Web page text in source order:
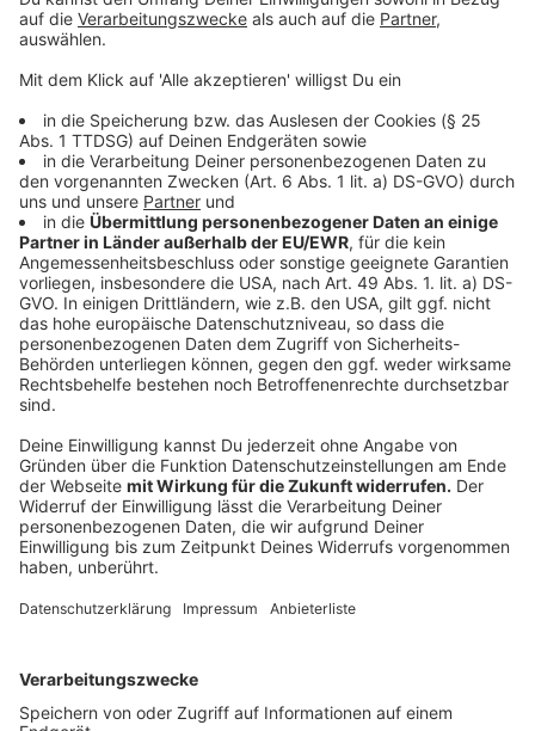
Wahlbeteiligung in den Stadtteilen
Anzeige
Wäre es gestern Abend nach Manfort gegangen, wäre
Uwe Richrath in seine dritte Amtszeit als
Oberbürgermeister gegangen. Das ist der einzige
Stadtteil, in dem der SPD-Kandidat bei der Stichwahl
deutlich vor seinem Kontrahenten lag. In den übrigen
Stadtteilen lag Hebbel deutlich vorne – am weitesten
war der Abstand in Bergisch Neukirchen mit 64
Prozent für die CDU und 36 für die SPD. Dort war auch
die Wahlbeteiligung mit fast 50 Prozent deutlich
höher als im Rest von Leverkusen, außerdem waren
fast alle abgegeben Stimmzettel gültig. Die niedrigste
Wahlbeteiligung gab es gestern in Manfort mit 26,7
Prozent, die meisten ungültigen Stimmzettel
verzeichnet Wiesdorf. Mit insgesamt 38 Prozent
Wahlbeteiligung haben zwar weniger Menschen
gewählt als bei der Kommunalwahl am 14. September,
Stichwahl vor fünf Jahren.
Anzeige